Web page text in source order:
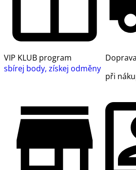
VIP KLUB program
sbírej body, získej odměny
při